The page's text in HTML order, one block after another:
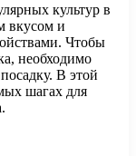
культур в
вкусом и
Чтобы
необходимо
В этой
шагах для